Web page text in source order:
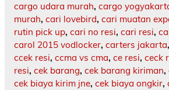
cargo udara murah, cargo
murah, cari lovebird, cari muatan
rutin pick up, cari no resi, cari resi,
carol 2015 vodlocker, carters jakarta,
ccek resi, ccma vs cma, ce resi, ceck
resi, cek barang, cek barang kiriman,
cek biaya kirim jne, cek biaya ongkir,